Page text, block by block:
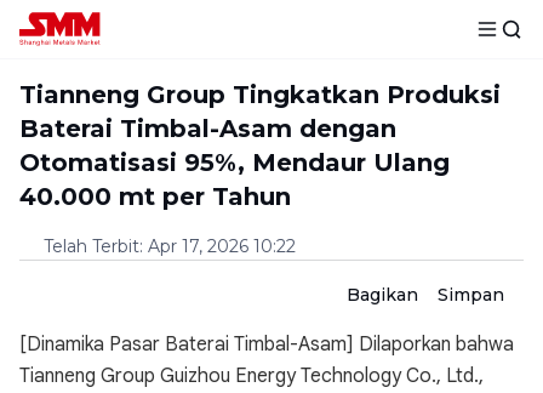
Tianneng Group Tingkatkan Produksi
Baterai Timbal-Asam dengan
Otomatisasi 95%, Mendaur Ulang
40.000 mt per Tahun
Telah Terbit: Apr 17, 2026 10:22
Bagikan Simpan
[Dinamika Pasar Baterai Timbal-Asam] Dilaporkan bahwa
Tianneng Group Guizhou Energy Technology Co., Ltd.,